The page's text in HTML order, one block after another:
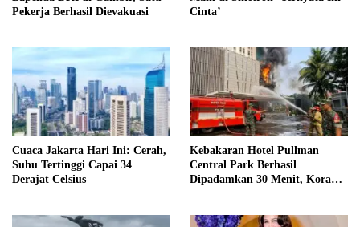
Pekerja Berhasil Dievakuasi
Cinta’
Cuaca Jakarta Hari Ini: Cerah,
Suhu Tertinggi Capai 34
Derajat Celsius
Kebakaran Hotel Pullman
Central Park Berhasil
Dipadamkan 30 Menit, Koramil